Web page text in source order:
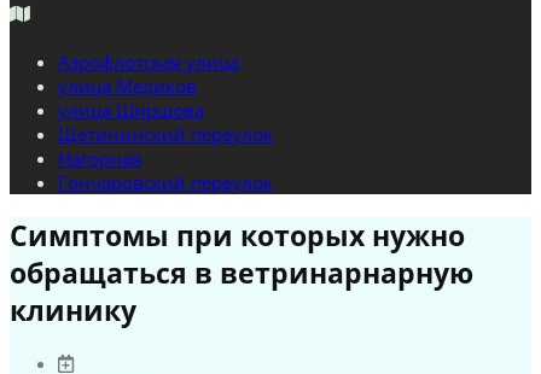
Аэрофлотская улица
улица Медиков
улица Ширшова
Щетининский переулок
Нагорная
Гончаровский переулок
Симптомы при которых нужно
обращаться в ветринарнарную
клинику